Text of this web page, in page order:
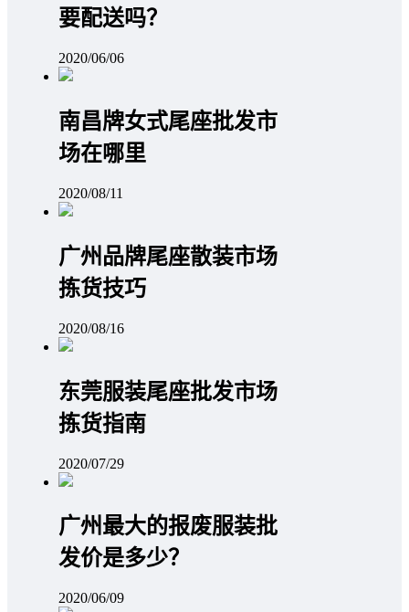
要配送吗？
2020/06/06
南昌牌女式尾座批发市
场在哪里
2020/08/11
广州品牌尾座散装市场
拣货技巧
2020/08/16
东莞服装尾座批发市场
拣货指南
2020/07/29
广州最大的报废服装批
发价是多少？
2020/06/09